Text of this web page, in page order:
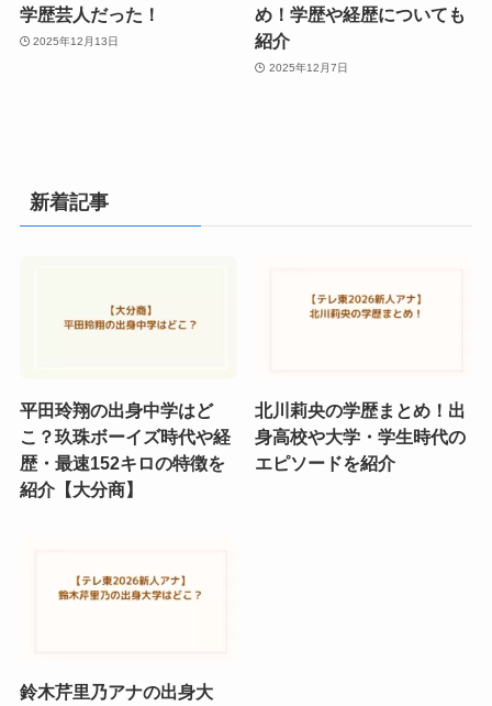
学歴芸人だった！
2025年12月13日
め！学歴や経歴についても
紹介
2025年12月7日
新着記事
平田玲翔の出身中学はど
こ？玖珠ボーイズ時代や経
歴・最速152キロの特徴を
紹介【大分商】
北川莉央の学歴まとめ！出
身高校や大学・学生時代の
エピソードを紹介
鈴木芹里乃アナの出身大